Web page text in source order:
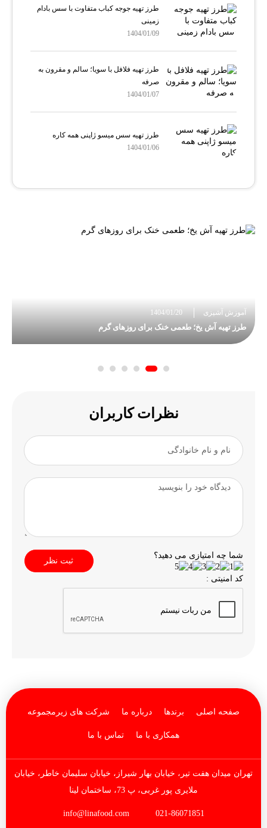
طرز تهیه جوجه کباب متفاوت با سس بادام
زمینی
1404/01/09
طرز تهیه فلافل با سویا؛ سالم و مقرون‌ به
صرفه
1404/01/07
طرز تهیه سس میسو ژاپنی همه کاره
1404/01/06
آموزش آشپزی 1404/01/20
طرز تهیه آش یخ؛ طعمی خنک برای روزهای گرم
نظرات کاربران
شما چه امتیازی می دهید؟
ثبت نظر
کد امنیتی :
صفحه اصلی برندها درباره ما شرکت های زیرمجموعه
همکاری با ما تماس با ما
تهران میدان هفت تیر، خیابان بهار شیراز، خیابان سلیمان خاطر، خیابان
ملایری پور غربی، پ 73، ساختمان لینا
021-86071851
info@linafood.com